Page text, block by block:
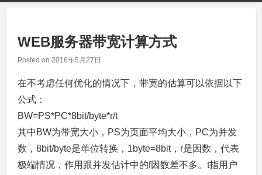
WEB服务器带宽计算方式
Posted on 2016年5月27日
在不考虑任何优化的情况下，带宽的估算可以依据以下
公式：
BW=PS*PC*8bit/byte*r/t
其中BW为带宽大小，PS为页面平均大小，PC为并发
数，8bit/byte是单位转换，1byte=8bit，r是因数，代表
极端情况，作用跟并发估计中的f因数差不多。t指用户